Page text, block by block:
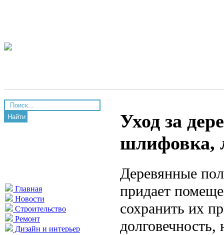
Найти
Главная
Новости
Строительство
Ремонт
Дизайн и интерьер
Уход за
шлифовка,
Деревянные
придает
сохранить их